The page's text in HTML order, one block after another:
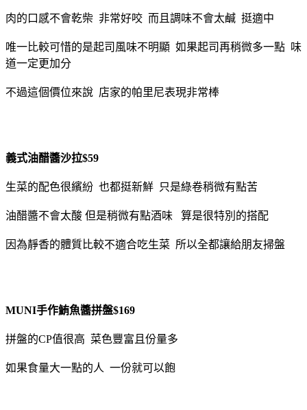
肉的口感不會乾柴 非常好咬 而且調味不會太鹹 挺適中
唯一比較可惜的是起司風味不明顯 如果起司再稍微多一點 味
道一定更加分
不過這個價位來說 店家的帕里尼表現非常棒
義式油醋醬沙拉$59
生菜的配色很繽紛 也都挺新鮮 只是綠卷稍微有點苦
油醋醬不會太酸 但是稍微有點酒味 算是很特別的搭配
因為靜香的體質比較不適合吃生菜 所以全都讓給朋友掃盤
MUNI手作鮪魚醬拼盤$169
拼盤的CP值很高 菜色豐富且份量多
如果食量大一點的人 一份就可以飽